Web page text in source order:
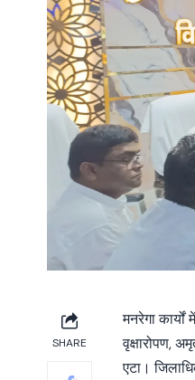
SHARE
मनरेगा
वृक्षारोपण,
एटा।